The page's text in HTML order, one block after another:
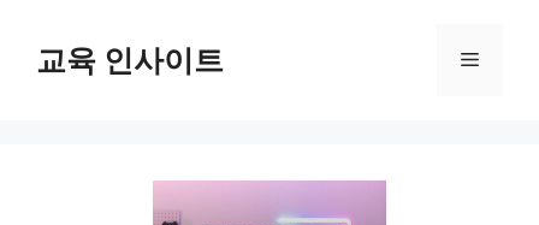
교육 인사이트 메